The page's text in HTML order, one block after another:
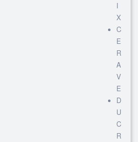
I
X
C
E
R
A
V
E
D
U
C
R